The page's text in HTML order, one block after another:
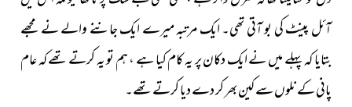
آئل پینٹ کی بو آتی تھی۔ ایک مرتبہ میرے ایک جاننے والےنے مجھے
بتایا کہ پہلے میں نے ایک دکان پر یہ کام کیا ہے ، ہم تو یہ کرتے تھے کہ عام
پانی کے نلوں سے کین بھر کر دے دیا کرتے تھے۔